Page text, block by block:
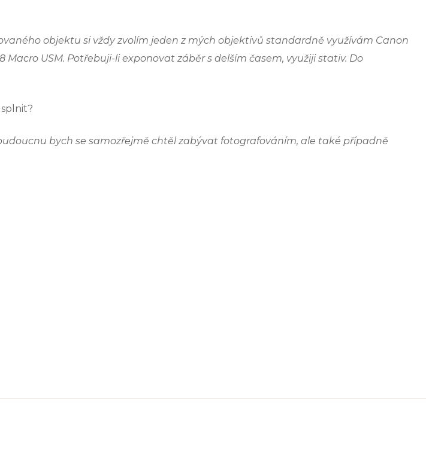
objektu si vždy zvolím jeden z mých objektivů standardně využívám Canon
Macro USM. Potřebuji-li exponovat záběr s delším časem, využiji stativ. Do
bych se samozřejmě chtěl zabývat fotografováním, ale také případně